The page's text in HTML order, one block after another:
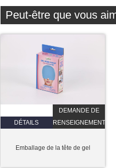
Peut-être que vous
DÉTAILS
DEMANDE DE
RENSEIGNEMENTS
Emballage de la tête de gel